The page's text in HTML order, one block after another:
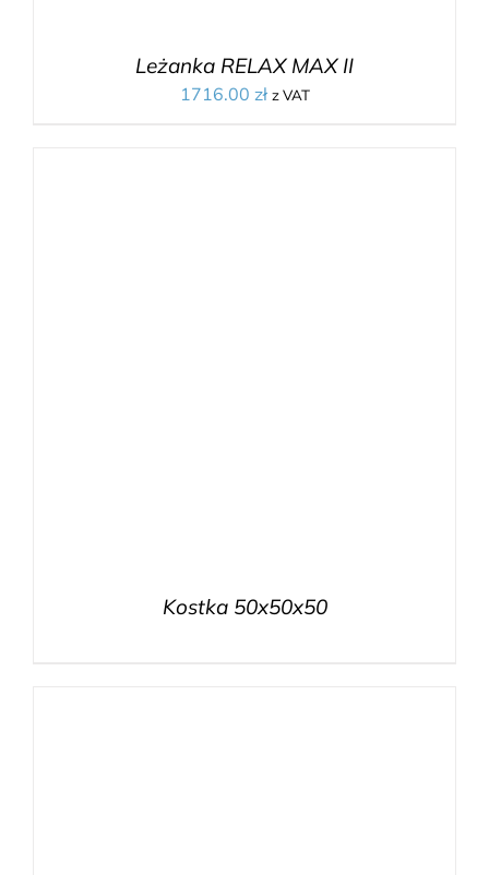
Leżanka RELAX MAX II
1716.00 zł z VAT
Kostka 50x50x50